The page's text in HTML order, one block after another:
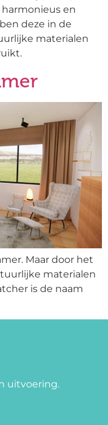
en
deze in de
materialen
Maar door het
materialen
is de naam
uitvoering.